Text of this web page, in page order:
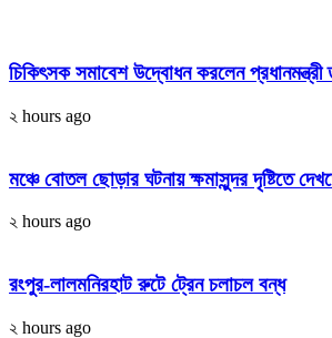
চিকিৎসক সমাবেশ উদ্বোধন করলেন প্রধানমন্ত্রী
২ hours ago
মঞ্চে বোতল ছোড়ার ঘটনায় ক্ষমাসুন্দর দৃষ্টিতে
২ hours ago
রংপুর-লালমনিরহাট রুটে ট্রেন চলাচল বন্ধ
২ hours ago